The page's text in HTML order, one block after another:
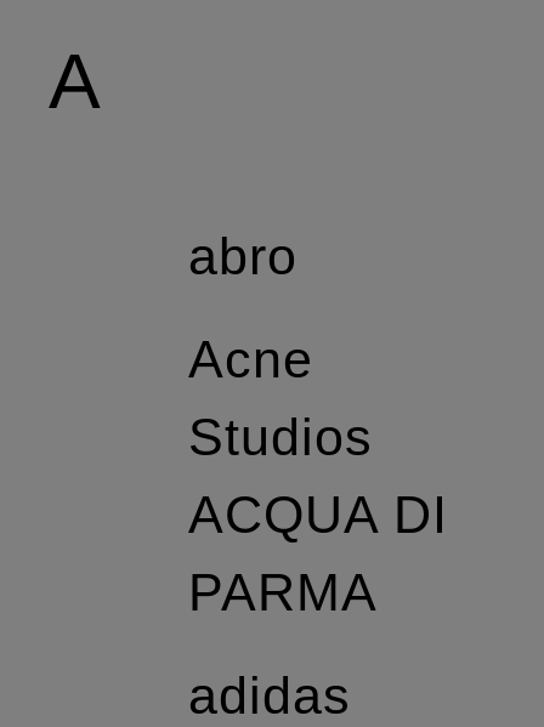
A
abro
Acne
Studios
ACQUA DI
PARMA
adidas